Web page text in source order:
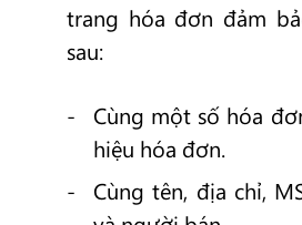
trang hóa đơn đảm
sau:
Cùng một số hóa
hiệu hóa đơn.
Cùng tên, địa chỉ,